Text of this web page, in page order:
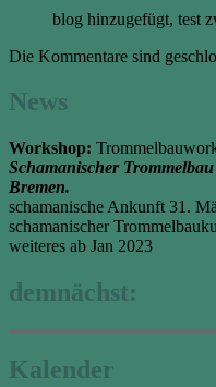
blog hinzugefügt, test
Die Kommentare sind
News
Workshop:
Schamanischer
Bremen.
schamanische Ankunft 31.
schamanischer
weiteres ab Jan 2023
demnächst:
Kalender